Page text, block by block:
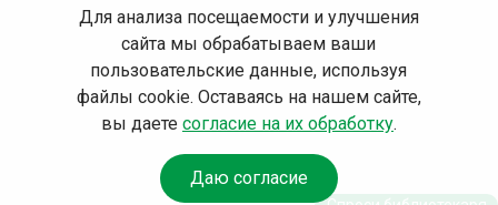
Для анализа посещаемости и улучшения
сайта мы обрабатываем ваши
пользовательские данные, используя
файлы cookie. Оставаясь на нашем сайте,
вы даете согласие на их обработку.
Даю согласие